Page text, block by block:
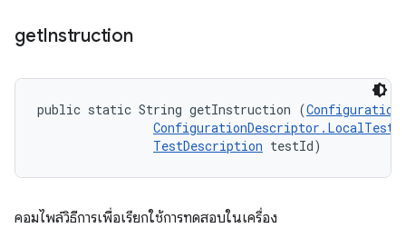
getInstruction
public static String getInstruction (
TestDescription testId)
คอมไพล์วิธีการเพื่อเรียกใช้การทดสอบในเครื่อง